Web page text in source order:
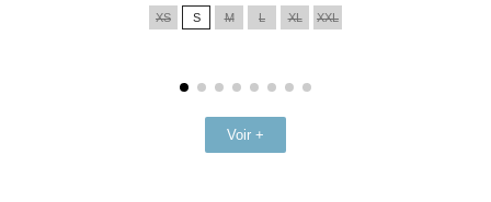
XS S M L XL XXL
Voir +